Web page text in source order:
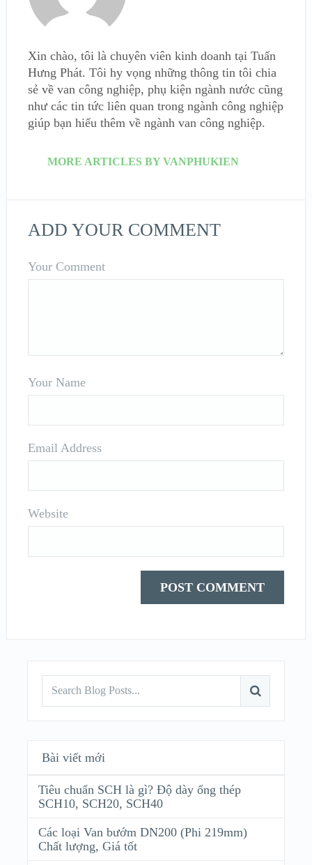
Xin chào, tôi là chuyên viên kinh doanh tại Tuấn
Hưng Phát. Tôi hy vọng những thông tin tôi chia
sẻ về van công nghiệp, phụ kiện ngành nước cũng
như các tin tức liên quan trong ngành công nghiệp
giúp bạn hiểu thêm về ngành van công nghiệp.
MORE ARTICLES BY VANPHUKIEN
ADD YOUR COMMENT
Your Comment
Your Name
Email Address
Website
Bài viết mới
Tiêu chuẩn SCH là gì? Độ dày ống thép
SCH10, SCH20, SCH40
Các loại Van bướm DN200 (Phi 219mm)
Chất lượng, Giá tốt